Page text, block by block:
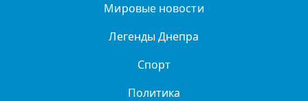
Мировые новости
Легенды Днепра
Спорт
Политика